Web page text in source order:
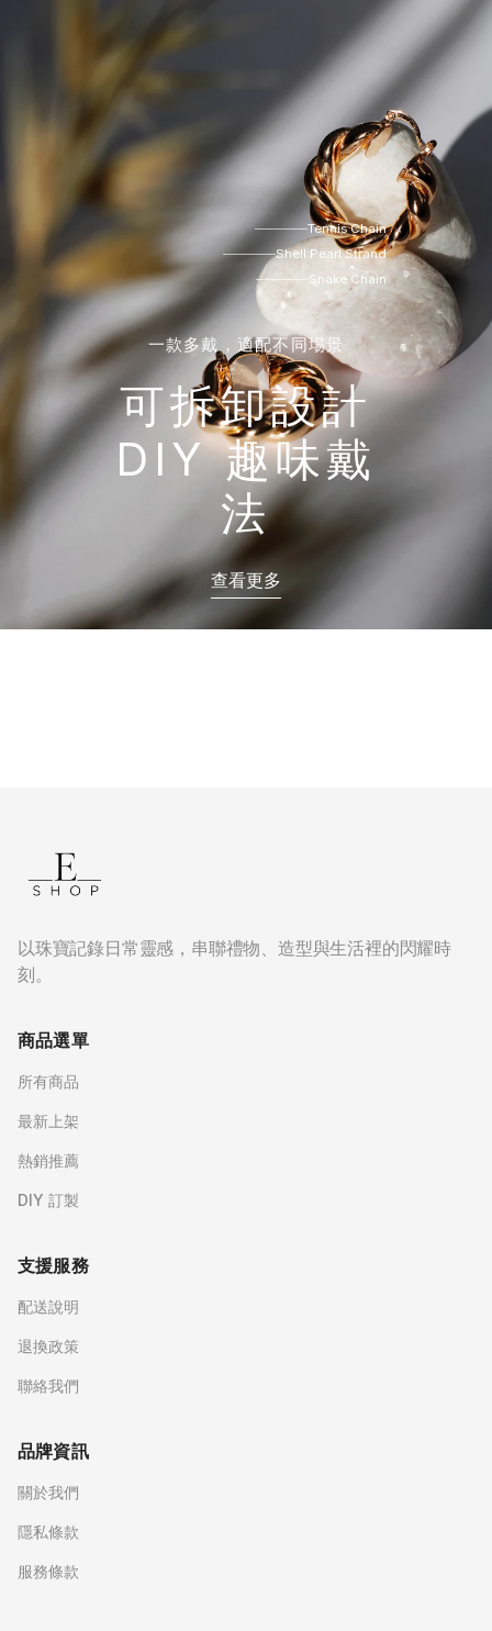
Tennis Chain
Shell Pearl Strand
Snake Chain
一款多戴，適配不同場景
可拆卸設計
DIY 趣味戴
法
查看更多
以珠寶記錄日常靈感，串聯禮物、造型與生活裡的閃耀時
刻。
商品選單
所有商品
最新上架
熱銷推薦
DIY 訂製
支援服務
配送說明
退換政策
聯絡我們
品牌資訊
關於我們
隱私條款
服務條款